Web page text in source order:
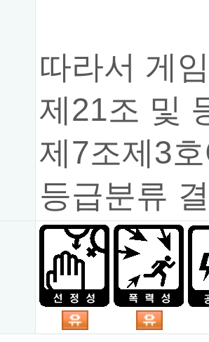
따라서 게
제21조 및
제7조제3호
등급분류